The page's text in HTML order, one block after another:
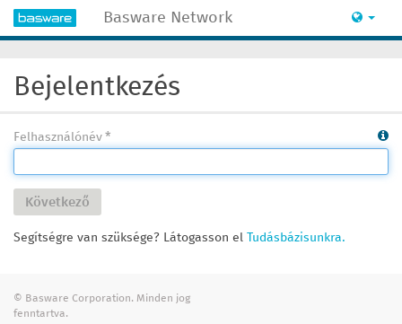
Basware Network
Bejelentkezés
Felhasználónév
Következő
Segítségre van szüksége? Látogasson el Tudásbázisunkra.
© Basware Corporation. Minden jog
fenntartva.